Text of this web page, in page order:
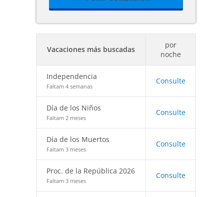
Vacaciones más buscadas
por
noche
Independencia
Faltam 4 semanas
Consulte
Día de los Niños
Faltam 2 meses
Consulte
Día de los Muertos
Faltam 3 meses
Consulte
Proc. de la República 2026
Faltam 3 meses
Consulte